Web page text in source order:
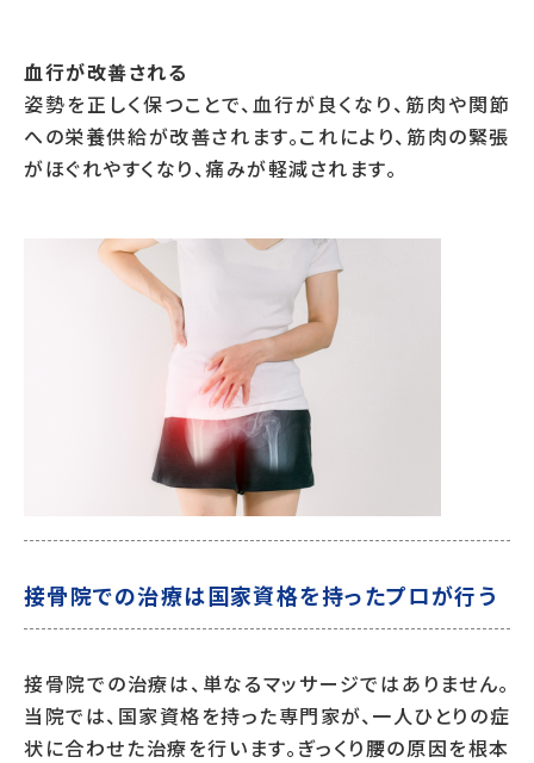
血行が改善される
姿勢を正しく保つことで、血行が良くなり、筋肉や関節
への栄養供給が改善されます。これにより、筋肉の緊張
がほぐれやすくなり、痛みが軽減されます。
接骨院での治療は国家資格を持ったプロが行う
接骨院での治療は、単なるマッサージではありません。
当院では、国家資格を持った専門家が、一人ひとりの症
状に合わせた治療を行います。ぎっくり腰の原因を根本